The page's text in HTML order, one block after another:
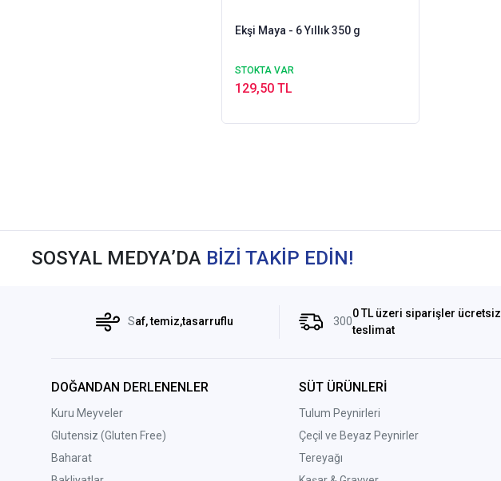
Ekşi Maya - 6 Yıllık 350 g
STOKTA VAR
129,50 TL
SOSYAL MEDYA’DA BİZİ TAKİP EDİN!
Saf, temiz,tasarruflu 300
0 TL üzeri siparişler ücretsiz
teslimat
DOĞANDAN DERLENENLER
Kuru Meyveler
Glutensiz (Gluten Free)
Baharat
SÜT ÜRÜNLERİ
Tulum Peynirleri
Çeçil ve Beyaz Peynirler
Tereyağı